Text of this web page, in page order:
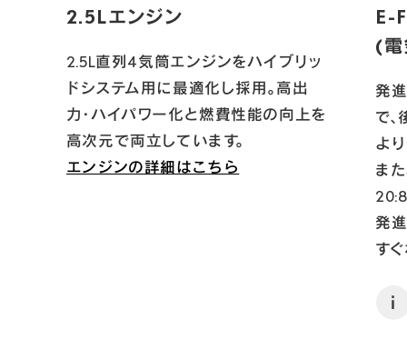
2.5Lエンジン
2.5L直列4気筒エンジンをハイブリッ
ドシステム用に最適化し採用。高出
力・ハイパワー化と燃費性能の向上を
エンジンの詳細はこちら
E-
(電
発
で
よ
ま
発
す
i